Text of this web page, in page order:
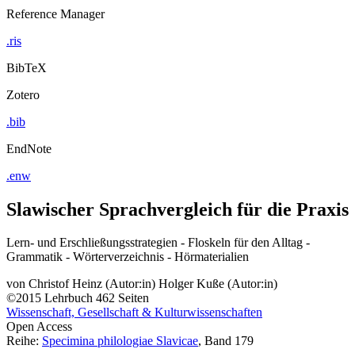
Reference Manager
.ris
BibTeX
Zotero
.bib
EndNote
.enw
Slawischer Sprachvergleich für die Praxis
Lern- und Erschließungsstrategien - Floskeln für den Alltag -
Grammatik - Wörterverzeichnis - Hörmaterialien
von Christof Heinz (Autor:in) Holger Kuße (Autor:in)
©2015 Lehrbuch 462 Seiten
Wissenschaft, Gesellschaft & Kulturwissenschaften
Open Access
Reihe: Specimina philologiae Slavicae, Band 179